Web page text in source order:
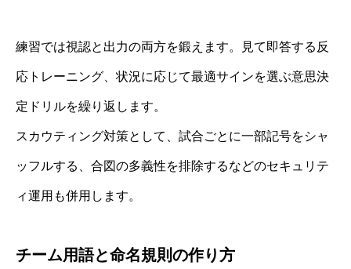
練習では視認と出力の両方を鍛えます。見て即答する反
応トレーニング、状況に応じて最適サインを選ぶ意思決
定ドリルを繰り返します。
スカウティング対策として、試合ごとに一部記号をシャ
ッフルする、合図の多義性を排除するなどのセキュリテ
ィ運用も併用します。
チーム用語と命名規則の作り方